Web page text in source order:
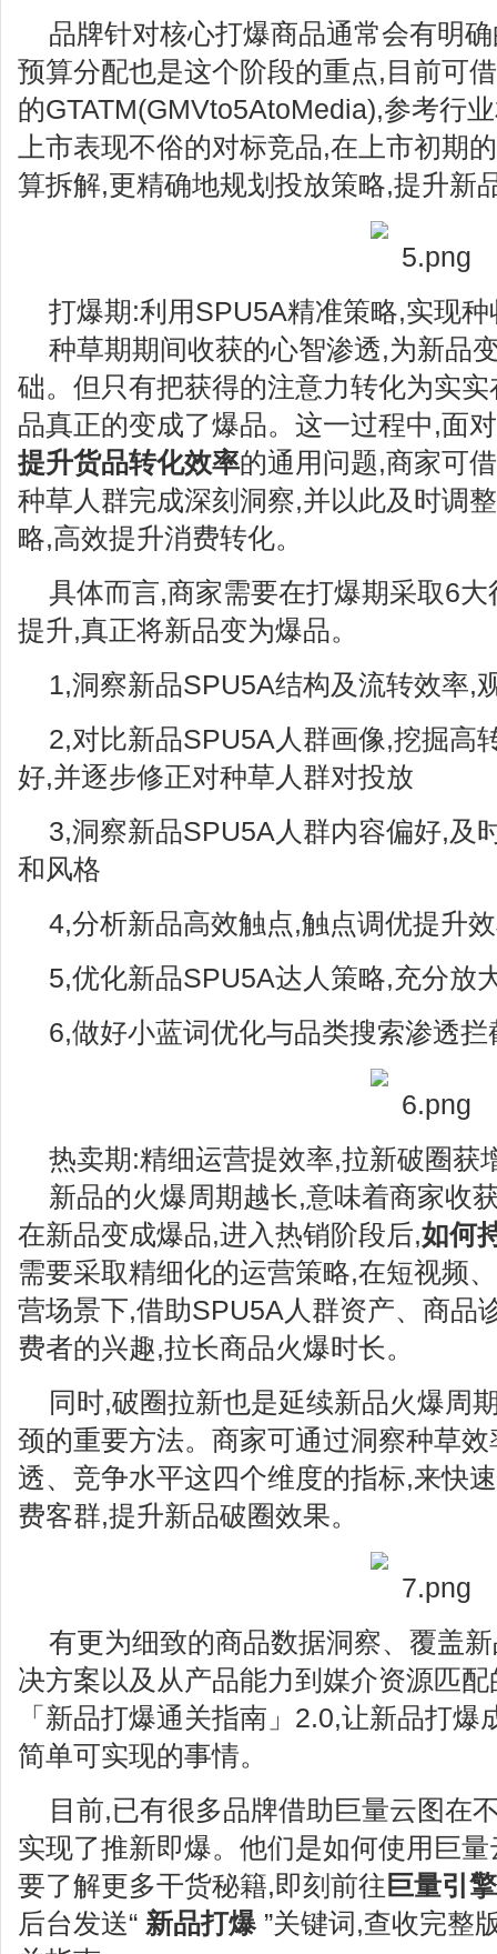
品牌针对核心打爆商品通常会有明
预算分配也是这个阶段的重点,目前可
的GTATM(GMVto5AtoMedia),参考行
上市表现不俗的对标竞品,在上市初期
算拆解,更精确地规划投放策略,提升新
打爆期:利用SPU5A精准策略,实现种
种草期期间收获的心智渗透,为新品
础。但只有把获得的注意力转化为实
品真正的变成了爆品。这一过程中,面对
提升货品转化效率的通用问题,商家可
种草人群完成深刻洞察,并以此及时调
略,高效提升消费转化。
具体而言,商家需要在打爆期采取6
提升,真正将新品变为爆品。
1,洞察新品SPU5A结构及流转效率,
2,对比新品SPU5A人群画像,挖掘高
好,并逐步修正对种草人群对投放
3,洞察新品SPU5A人群内容偏好,及
和风格
4,分析新品高效触点,触点调优提升
5,优化新品SPU5A达人策略,充分放
6,做好小蓝词优化与品类搜索渗透
热卖期:精细运营提效率,拉新破圈获
新品的火爆周期越长,意味着商家收
在新品变成爆品,进入热销阶段后,如何
需要采取精细化的运营策略,在短视频
营场景下,借助SPU5A人群资产、商品
费者的兴趣,拉长商品火爆时长。
同时,破圈拉新也是延续新品火爆周
颈的重要方法。商家可通过洞察种草
透、竞争水平这四个维度的指标,来快
费客群,提升新品破圈效果。
有更为细致的商品数据洞察、覆盖
决方案以及从产品能力到媒介资源匹
「新品打爆通关指南」2.0,让新品打
简单可实现的事情。
目前,已有很多品牌借助巨量云图在
实现了推新即爆。他们是如何使用巨
要了解更多干货秘籍,即刻前往 巨量引
后台发送“ 新品打爆”关键词,查收完整